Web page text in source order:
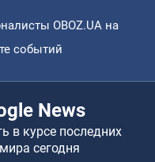
OBOZ.UA на
событий
News
в курсе последних
сегодня